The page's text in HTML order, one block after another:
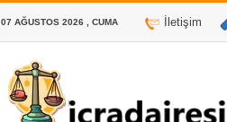
07 AĞUSTOS 2026 , CUMA İletişim